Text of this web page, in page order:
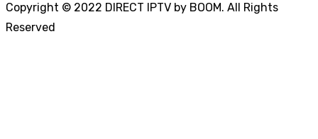
Copyright © 2022 DIRECT IPTV by BOOM. All Rights
Reserved